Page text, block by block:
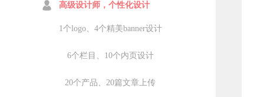
高级设计师，个性化设计
1个logo、4个精美banner设计
6个栏目、10个内页设计
20个产品、20篇文章上传